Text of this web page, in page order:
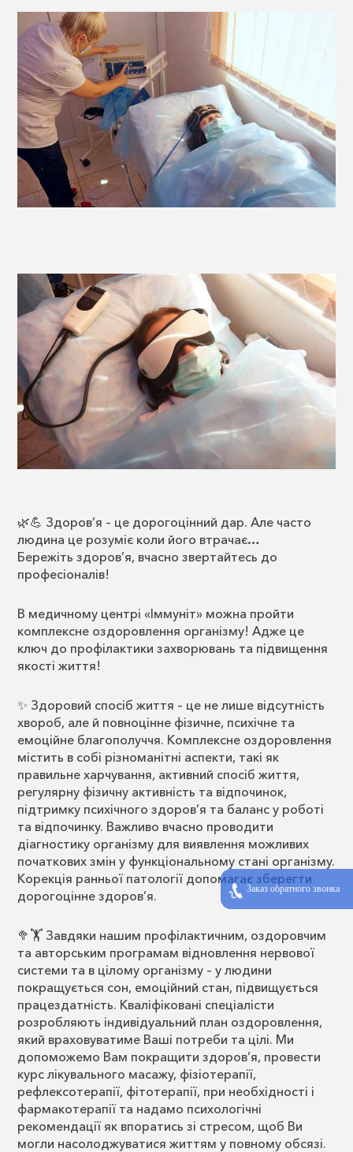
Заказ обратного звонка
🌿💪 Здоров’я – це дорогоцінний дар. Але часто
людина це розуміє коли його втрачає…
Бережіть здоров’я, вчасно звертайтесь до
професіоналів!
В медичному центрі «Іммуніт» можна пройти
комплексне оздоровлення організму! Адже це
ключ до профілактики захворювань та підвищення
якості життя!
✨ Здоровий спосіб життя – це не лише відсутність
хвороб, але й повноцінне фізичне, психічне та
емоційне благополуччя. Комплексне оздоровлення
містить в собі різноманітні аспекти, такі як
правильне харчування, активний спосіб життя,
регулярну фізичну активність та відпочинок,
підтримку психічного здоров’я та баланс у роботі
та відпочинку. Важливо вчасно проводити
діагностику організму для виявлення можливих
початкових змін у функціональному стані організму.
Корекція ранньої патології допомагає зберегти
дорогоцінне здоров’я.
🥦🏋️ Завдяки нашим профілактичним, оздоровчим
та авторським програмам відновлення нервової
системи та в цілому організму – у людини
покращується сон, емоційний стан, підвищується
працездатність. Кваліфіковані спеціалісти
розробляють індивідуальний план оздоровлення,
який враховуватиме Ваші потреби та цілі. Ми
допоможемо Вам покращити здоров’я, провести
курс лікувального масажу, фізіотерапії,
рефлексотерапії, фітотерапії, при необхідності і
фармакотерапії та надамо психологічні
рекомендації як впоратись зі стресом, щоб Ви
могли насолоджуватися життям у повному обсязі.